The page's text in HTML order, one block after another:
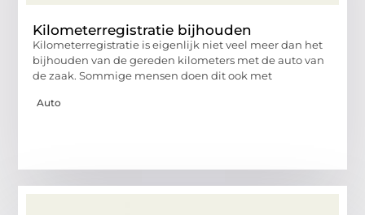
Kilometerregistratie bijhouden
Kilometerregistratie is eigenlijk niet veel meer dan het
bijhouden van de gereden kilometers met de auto van
de zaak. Sommige mensen doen dit ook met
Auto